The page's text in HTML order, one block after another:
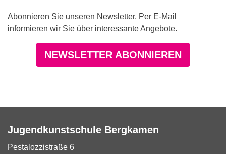
Abonnieren Sie unseren Newsletter. Per E-Mail
informieren wir Sie über interessante Angebote.
NEWSLETTER ABONNIEREN
Jugendkunstschule Bergkamen
Pestalozzistraße 6